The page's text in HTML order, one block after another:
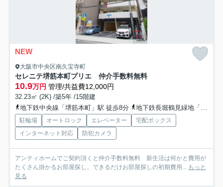
NEW
大阪市中央区南久宝寺町
セレニテ堺筋本町プリエ 仲介手数料無料
10.9万円 管理/共益費12,000円
32.23㎡ (2K) /築5年 /15階建
地下鉄中央線「堺筋本町」駅 徒歩8分
地下鉄長堀鶴見緑地「松屋町」駅 徒歩9分
駐輪場 オートロック エレベーター
宅配ボックス
インターネット対応
防犯カメラ
アンティホームでご契約頂くと仲介手数料無料 新生活は何かと費用が
たくさん掛かるお部屋探し。できるだけお部屋探しの初期費用...
もっと
見る